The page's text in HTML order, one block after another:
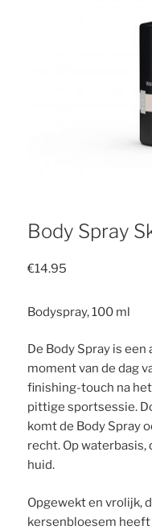
Body Spray
€14.95
Bodyspray, 100 ml
De Body Spray is
moment van de dag
finishing-touch na
pittige sportsessie.
komt de Body Spray
recht. Op
huid.
Opgewekt en vrolijk,
kersenbloesem heeft